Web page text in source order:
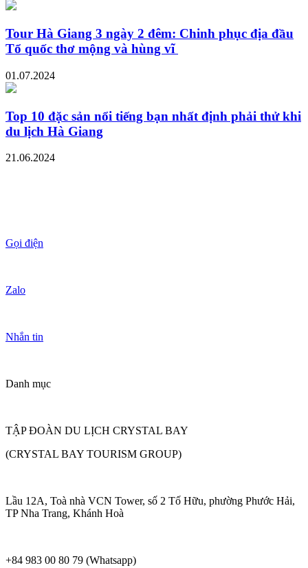
Tour Hà Giang 3 ngày 2 đêm: Chinh phục địa đầu
Tổ quốc thơ mộng và hùng vĩ
01.07.2024
Top 10 đặc sản nổi tiếng bạn nhất định phải thử khi
du lịch Hà Giang
21.06.2024
Gọi điện
Zalo
Nhắn tin
Danh mục
TẬP ĐOÀN DU LỊCH CRYSTAL BAY
(CRYSTAL BAY TOURISM GROUP)
Lầu 12A, Toà nhà VCN Tower, số 2 Tố Hữu, phường Phước Hải,
TP Nha Trang, Khánh Hoà
+84 983 00 80 79 (Whatsapp)